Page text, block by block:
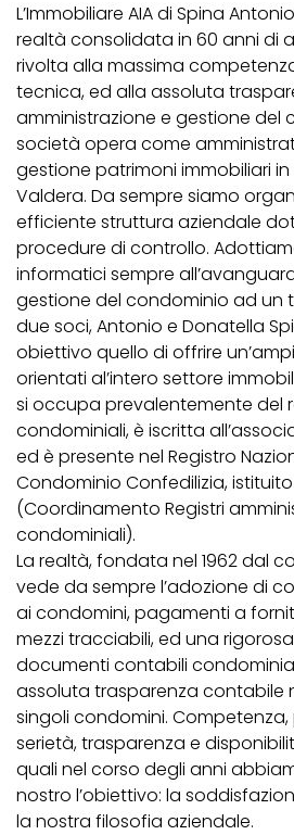
Lascia Una Recensione
L’Immobiliare AIA di Spina
realtà consolidata in 60 anni di
rivolta alla massima
tecnica, ed alla assoluta
amministrazione e gestione del
società opera come
gestione patrimoni immobiliari
Valdera. Da sempre siamo
efficiente struttura aziendale
procedure di controllo.
informatici sempre
gestione del condominio ad un
due soci, Antonio e Donatella
obiettivo quello di offrire
orientati al’intero settore
si occupa prevalentemente del
condominiali, è iscritta
ed è presente nel Registro
Condominio Confedilizia, istituito
(Coordinamento Registri
condominiali).
La realtà, fondata nel 1962 dal
vede da sempre l’adozione di
ai condomini, pagamenti a
mezzi tracciabili, ed una
documenti contabili
assoluta trasparenza contabile
singoli condomini.
serietà, trasparenza e
quali nel corso degli anni
nostro l’obiettivo: la
la nostra filosofia aziendale.